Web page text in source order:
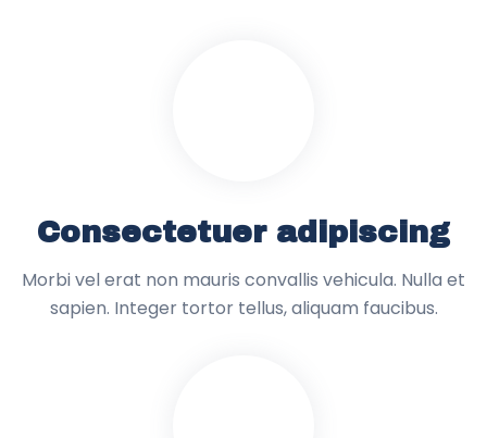
Consectetuer adipiscing
Morbi vel erat non mauris convallis vehicula. Nulla et
sapien. Integer tortor tellus, aliquam faucibus.